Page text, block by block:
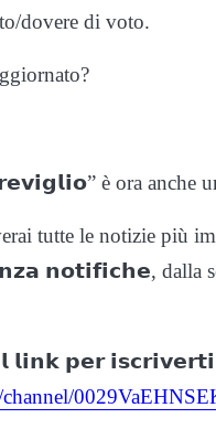
dovere di voto.
è ora
tutte le notizie più
𝗻𝗼𝘁𝗶𝗳𝗶𝗰𝗵𝗲, dalla
𝗹𝗶𝗻𝗸 𝗽𝗲𝗿